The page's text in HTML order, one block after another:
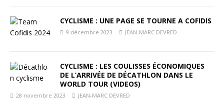
CYCLISME : UNE PAGE SE TOURNE A COFIDIS
9 décembre 2023 JEAN-MARC DEVRED
CYCLISME : LES COULISSES ÉCONOMIQUES
DE L’ARRIVÉE DE DÉCATHLON DANS LE
WORLD TOUR (VIDEOS)
28 novembre 2023 JEAN-MARC DEVRED